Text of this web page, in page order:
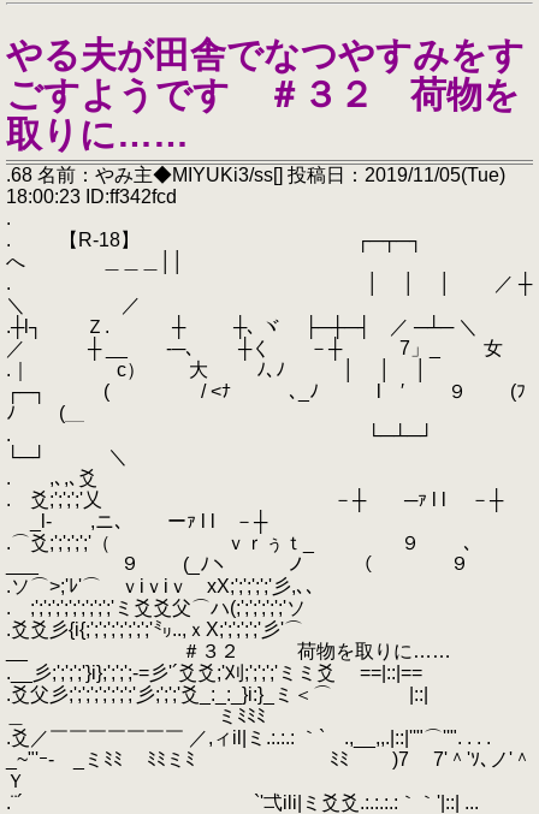
やる夫が田舎でなつやすみをす
ごすようです ＃３２ 荷物を
取りに……
.68 名前：やみ主◆MIYUKi3/ss[] 投稿日：2019/11/05(Tue)
18:00:23 ID:ff342fcd
.
. 【R-18】 ┌─┬─┐
へ ＿＿＿││
. │ │ │ ／ ┼
＼ ／
.┼l┐ Ｚ. ┼ ┼､ ヾ ├─┼─┤ ／ ─┴─ ＼
／ ┼ __ -─､ ┼く －┼ 7」_ 女
.｜ c） 大 ﾉ､ﾉ │ │ │
┌─┐ ( / <ﾅ ､_ﾉ l ′ ９ (ﾌ
ﾉ (＿
. └─┴─┘
└─┘ ＼
. ,､,､爻
. 爻;';';';'乂 －┼ ─ｧ l l －┼
_l‐ ,ニ､ ーｧ l l －┼
.⌒爻;';';';';'（ ｖｒぅｔ_ ９ ､
___ ９ (_ﾉヽ ノ （ ９
.ソ⌒>;'ﾚ'⌒ ｖiｖiｖ xX;';';';';'彡,､､
. ;';';';';';';';';';'ミ爻爻父⌒ハ(;';';';';';'ソ
.爻爻彡{i{;';';';';';';';'㍉..,ｘX;';';';';'彡'⌒
__ ＃３２ 荷物を取りに……
.__彡;';';';'}i};';';';-=彡'´爻爻;'刈;';';';'ミミ爻 ==|::|==
.爻父彡;';';';';';';';'彡;';';'爻_:_:_}i:}_ミ＜⌒ |::|
＿ ミﾐﾐﾐ
.爻／￣￣￣￣￣￣￣ ／,ィil|ミ.:.:.: ｀` .,__,,.|::|''"⌒''". . . .
_~"'ｰ- _ミﾐﾐ ﾐﾐミﾐ ﾐﾐ )7 7'＾'ｿ､ノ'＾
Ｙ
.¨´ `'弌ili|ミ爻爻.:.:.:.:｀｀'|::| ...